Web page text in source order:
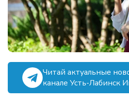
Читай актуальные
канале Усть-Лабинск